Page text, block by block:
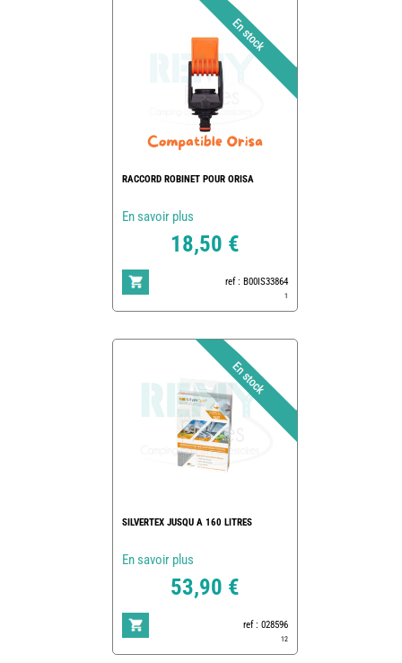
RACCORD ROBINET POUR ORISA
En savoir plus
18,50 €
ref : B00IS33864
1
SILVERTEX JUSQU A 160 LITRES
En savoir plus
53,90 €
ref : 028596
12